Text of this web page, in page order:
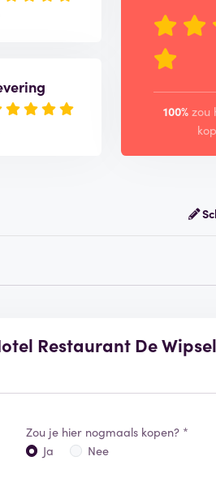
100% zou
Restaurant De
Zou je hier nogmaals kopen? *
Ja
Nee